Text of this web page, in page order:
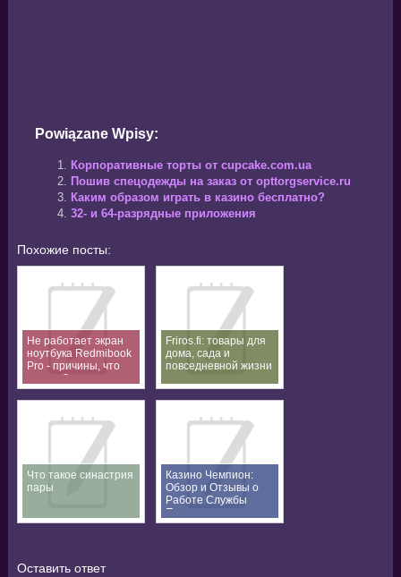
Powiązane Wpisy:
Корпоративные торты от cupcake.com.ua
Пошив спецодежды на заказ от opttorgservice.ru
Каким образом играть в казино бесплатно?
32- и 64-разрядные приложения
Похожие посты:
Не работает экран
ноутбука Redmibook
Pro - причины, что
делать?
Friros.fi: товары для
дома, сада и
повседневной жизни
Что такое синастрия
пары
Казино Чемпион:
Обзор и Отзывы о
Работе Службы
Поддержки
Оставить ответ